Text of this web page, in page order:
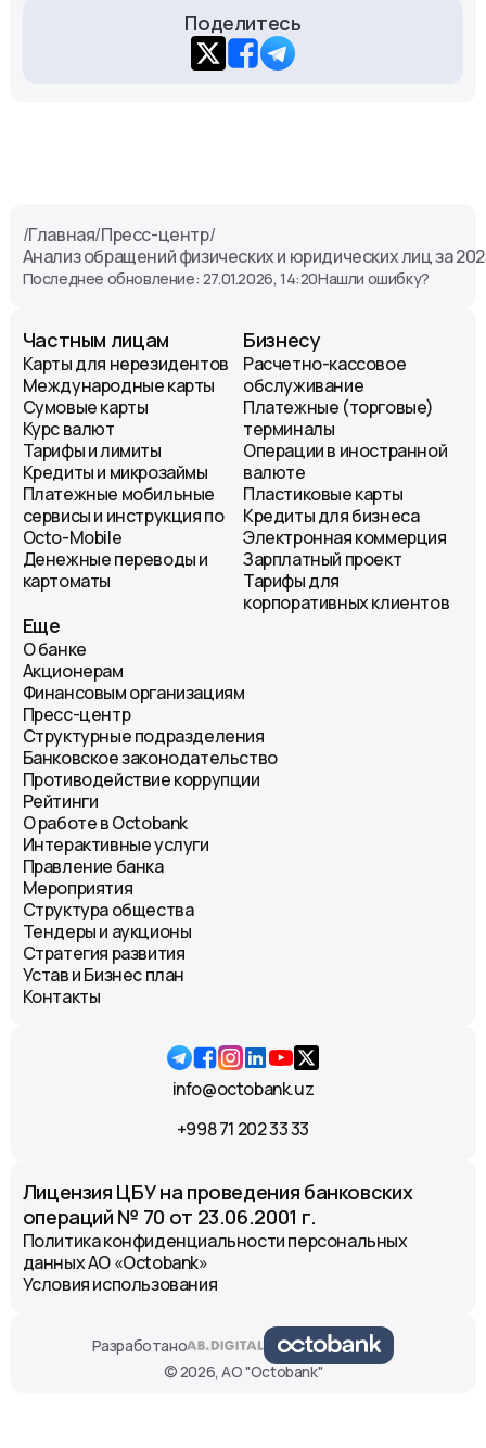
Поделитесь
/Главная/Пресс-центр/
Анализ обращений физических и юридических лиц за
Последнее обновление: 27.01.2026, 14:20Нашли ошибку?
Частным лицам
Карты для нерезидентов
Международные карты
Сумовые карты
Курс валют
Тарифы и лимиты
Кредиты и микрозаймы
Платежные мобильные
сервисы и инструкция по
Octo-Mobile
Денежные переводы и
картоматы
Бизнесу
Расчетно-кассовое
обслуживание
Платежные (торговые)
терминалы
Операции в иностранной
валюте
Пластиковые карты
Кредиты для бизнеса
Электронная коммерция
Зарплатный проект
Тарифы для
корпоративных клиентов
Еще
О банке
Акционерам
Финансовым организациям
Пресс-центр
Структурные подразделения
Банковское законодательство
Противодействие коррупции
Рейтинги
О работе в Octobank
Интерактивные услуги
Правление банка
Мероприятия
Структура общества
Тендеры и аукционы
Стратегия развития
Устав и Бизнес план
Контакты
info@octobank.uz
+998 71 202 33 33
Лицензия ЦБУ на проведения банковских
операций № 70 от 23.06.2001 г.
Политика конфиденциальности персональных
данных АО «Octobank»
Условия использования
Разработано
© 2026, АО "Octobank"